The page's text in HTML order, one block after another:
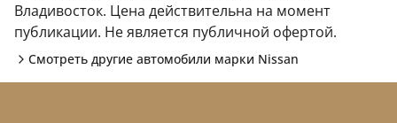
Владивосток. Цена действительна на момент
публикации. Не является публичной офертой.
Смотреть другие автомобили марки Nissan